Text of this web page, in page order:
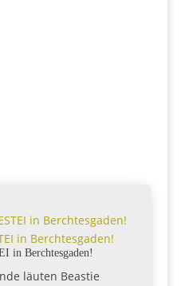
in Berchtesgaden!
in Berchtesgaden!
läuten Beastie